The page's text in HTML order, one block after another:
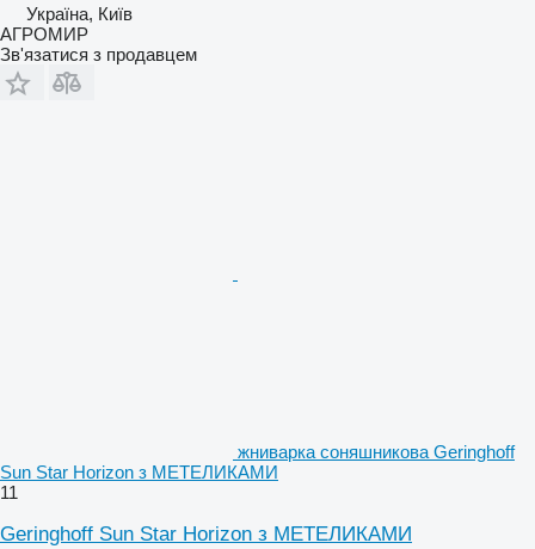
Україна, Київ
АГРОМИР
Зв'язатися з продавцем
жниварка соняшникова Geringhoff
Sun Star Horizon з МЕТЕЛИКАМИ
11
Geringhoff Sun Star Horizon з МЕТЕЛИКАМИ